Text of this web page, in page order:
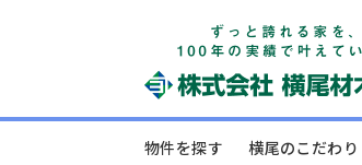
物件を探す 横尾のこだわり